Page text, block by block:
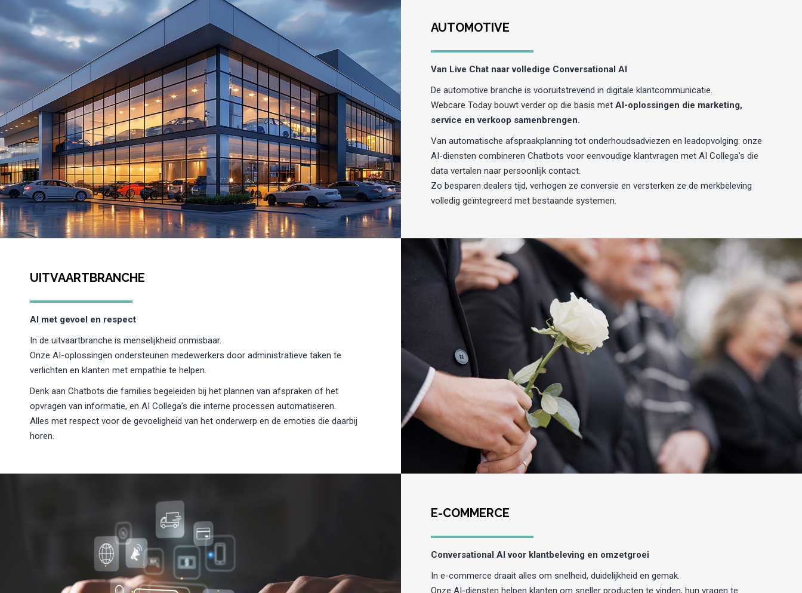
AUTOMOTIVE
Van Live Chat naar volledige Conversational AI
De automotive branche is vooruitstrevend in digitale klantcommunicatie.
Webcare Today bouwt verder op die basis met AI-oplossingen die marketing,
service en verkoop samenbrengen.
Van automatische afspraakplanning tot onderhoudsadviezen en leadopvolging: onze
AI-diensten combineren Chatbots voor eenvoudige klantvragen met AI Collega’s die
data vertalen naar persoonlijk contact.
Zo besparen dealers tijd, verhogen ze conversie en versterken ze de merkbeleving
volledig geïntegreerd met bestaande systemen.
UITVAARTBRANCHE
AI met gevoel en respect
In de uitvaartbranche is menselijkheid onmisbaar.
Onze AI-oplossingen ondersteunen medewerkers door administratieve taken te
verlichten en klanten met empathie te helpen.
Denk aan Chatbots die families begeleiden bij het plannen van afspraken of het
opvragen van informatie, en AI Collega’s die interne processen automatiseren.
Alles met respect voor de gevoeligheid van het onderwerp en de emoties die daarbij
horen.
E-COMMERCE
Conversational AI voor klantbeleving en omzetgroei
In e-commerce draait alles om snelheid, duidelijkheid en gemak.
Onze AI-diensten helpen klanten om sneller producten te vinden, hun vragen te